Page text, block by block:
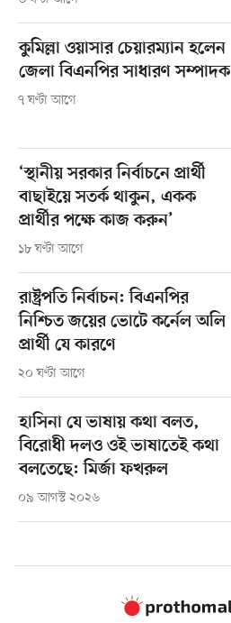
কুমিল্লা ওয়াসার চেয়ারম্যান হলেন
জেলা বিএনপির সাধারণ সম্পাদক
৭ ঘণ্টা আগে
‘স্থানীয় সরকার নির্বাচনে প্রার্থী
বাছাইয়ে সতর্ক থাকুন, একক
প্রার্থীর পক্ষে কাজ করুন’
১৮ ঘণ্টা আগে
রাষ্ট্রপতি নির্বাচন: বিএনপির
নিশ্চিত জয়ের ভোটে কর্নেল অলি
প্রার্থী যে কারণে
২০ ঘণ্টা আগে
হাসিনা যে ভাষায় কথা বলত,
বিরোধী দলও ওই ভাষাতেই কথা
বলতেছে: মির্জা ফখরুল
০৯ আগস্ট ২০২৬